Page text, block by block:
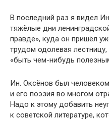
В последний раз я видел
тяжёлые дни
правде», куда он пришёл
трудом одолевая
«быть чем-нибудь
Ин. Оксёнов был
и его поэзия во многом
Надо к этому добавить
к советской литературе,